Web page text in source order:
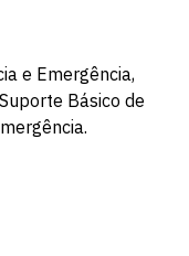
e Emergência,
Básico de